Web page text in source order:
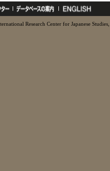
Research Center for Japanese